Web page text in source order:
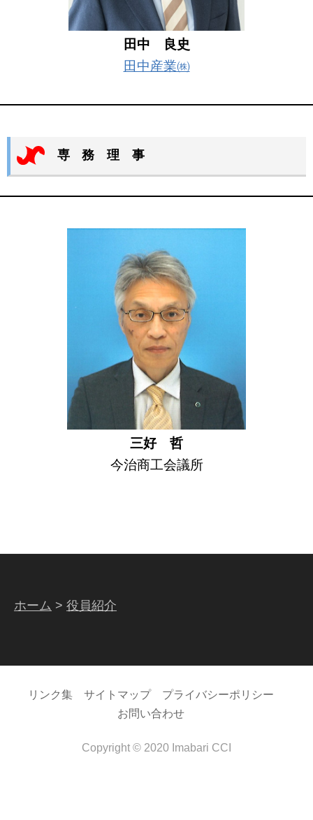
田中 良史
田中産業㈱
専 務 理 事
三好 哲
今治商工会議所
ホーム > 役員紹介
リンク集 サイトマップ
プライバシーポリシー
お問い合わせ
Copyright © 2020 Imabari CCI